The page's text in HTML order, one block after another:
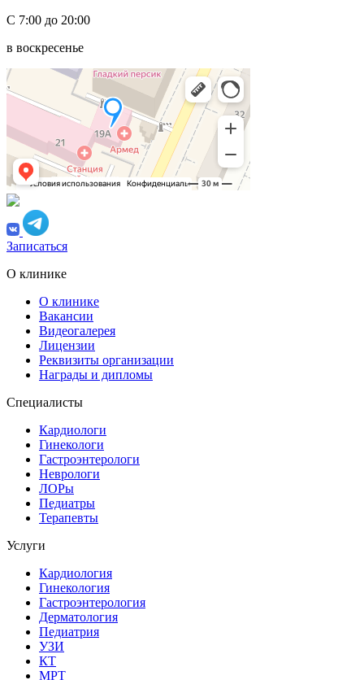
С 7:00 до 20:00
в воскресенье
Записаться
О клинике
О клинике
Вакансии
Видеогалерея
Лицензии
Реквизиты организации
Награды и дипломы
Специалисты
Кардиологи
Гинекологи
Гастроэнтерологи
Неврологи
ЛОРы
Педиатры
Терапевты
Услуги
Кардиология
Гинекология
Гастроэнтерология
Дерматология
Педиатрия
УЗИ
КТ
МРТ